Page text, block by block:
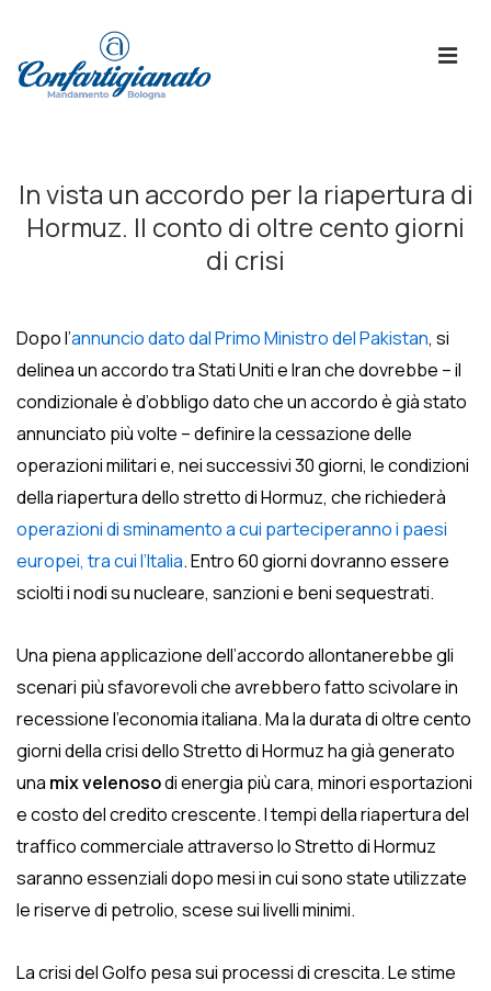
Principale
In vista un accordo per la riapertura di
Hormuz. Il conto di oltre cento giorni
di crisi
Dopo l’annuncio dato dal Primo Ministro del Pakistan, si
delinea un accordo tra Stati Uniti e Iran che dovrebbe – il
condizionale è d’obbligo dato che un accordo è già stato
annunciato più volte – definire la cessazione delle
operazioni militari e, nei successivi 30 giorni, le condizioni
della riapertura dello stretto di Hormuz, che richiederà
operazioni di sminamento a cui parteciperanno i paesi
europei, tra cui l’Italia. Entro 60 giorni dovranno essere
sciolti i nodi su nucleare, sanzioni e beni sequestrati.
Una piena applicazione dell’accordo allontanerebbe gli
scenari più sfavorevoli che avrebbero fatto scivolare in
recessione l’economia italiana. Ma la durata di oltre cento
giorni della crisi dello Stretto di Hormuz ha già generato
una mix velenosodi energia più cara, minori esportazioni
e costo del credito crescente. I tempi della riapertura del
traffico commerciale attraverso lo Stretto di Hormuz
saranno essenziali dopo mesi in cui sono state utilizzate
le riserve di petrolio, scese sui livelli minimi.
La crisi del Golfo pesa sui processi di crescita. Le stime